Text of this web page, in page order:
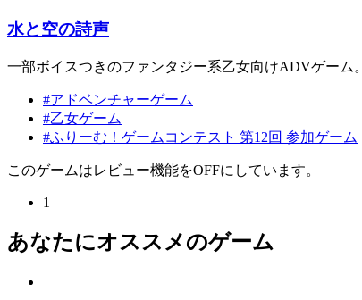
水と空の詩声
一部ボイスつきのファンタジー系乙女向けADVゲーム。
#アドベンチャーゲーム
#乙女ゲーム
#ふりーむ！ゲームコンテスト 第12回 参加ゲーム
このゲームはレビュー機能をOFFにしています。
1
あなたにオススメのゲーム